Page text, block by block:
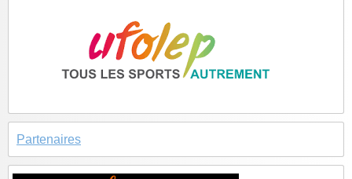
Partenaires